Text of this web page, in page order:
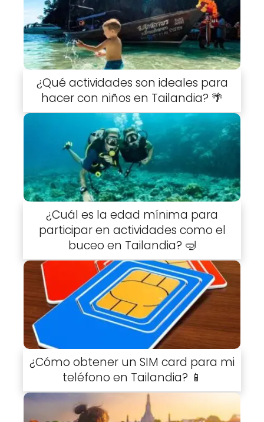
¿Qué actividades son ideales para
hacer con niños en Tailandia? 🌴
¿Cuál es la edad mínima para
participar en actividades como el
buceo en Tailandia? 🤿
¿Cómo obtener un SIM card para mi
teléfono en Tailandia? 📱